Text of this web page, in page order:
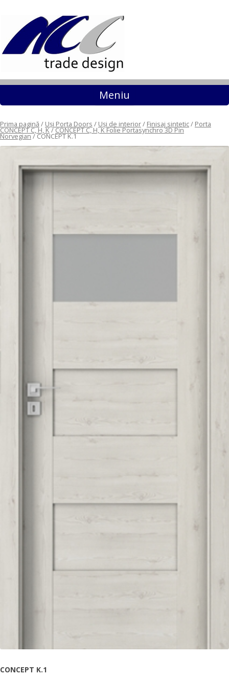
Meniu Sari la conținut
Prima pagină / Uși Porta Doors / Uși de interior/ Finisaj sintetic/ Porta
CONCEPT C, H, K/CONCEPT C, H, K Folie Portasynchro 3D Pin
Norvegian/ CONCEPT K.1
CONCEPT K.1